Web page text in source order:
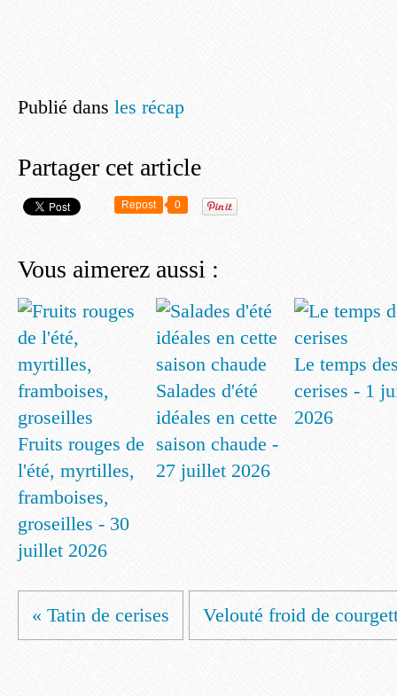
Publié dans les récap
Partager cet article
Repost 0
Vous aimerez aussi :
Fruits rouges de
l'été, myrtilles,
framboises,
groseilles - 30
juillet 2026
Salades d'été
idéales en cette
saison chaude -
27 juillet 2026
Le temps
cerises - 1
2026
« Tatin de cerises Velouté froid de